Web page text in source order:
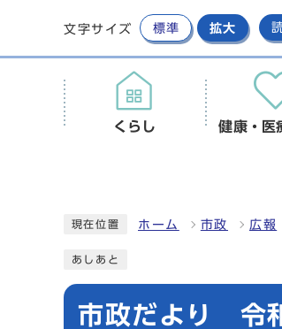
文字サイズ 標準 拡大
くらし 健康・医
現在位置 ホーム 市政 広報
あしあと
市政だより 令